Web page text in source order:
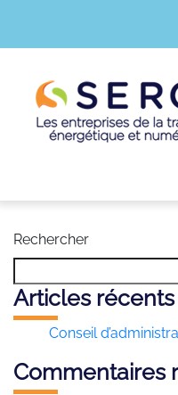
Rechercher
Articles récents
Conseil
Commentaires